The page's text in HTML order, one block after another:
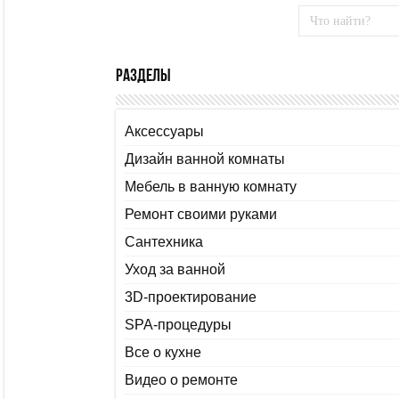
Разделы
Аксессуары
Дизайн ванной комнаты
Мебель в ванную комнату
Ремонт своими руками
Сантехника
Уход за ванной
3D-проектирование
SPA-процедуры
Все о кухне
Видео о ремонте